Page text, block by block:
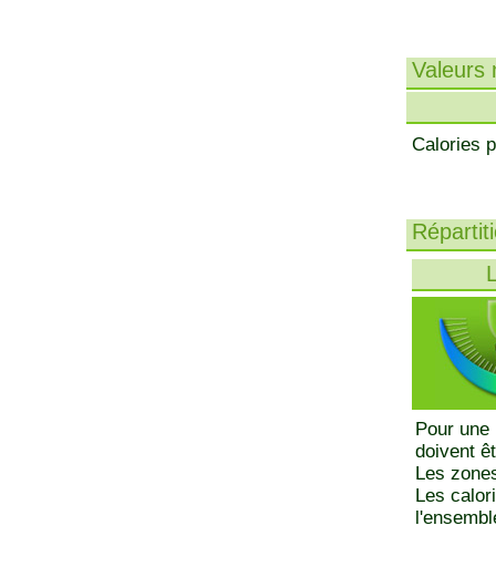
Valeurs
Calories
Pour
doivent
Les
Les